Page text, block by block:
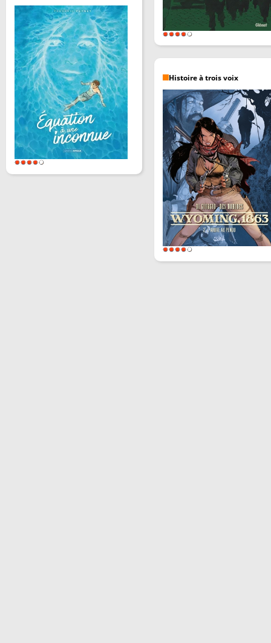
Histoire à trois voix